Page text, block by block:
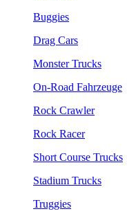
Buggies
Drag Cars
Monster Trucks
On-Road Fahrzeuge
Rock Crawler
Rock Racer
Short Course Trucks
Stadium Trucks
Truggies